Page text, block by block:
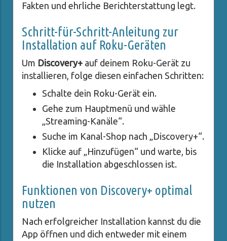
Fakten und ehrliche Berichterstattung legt.
Schritt-für-Schritt-Anleitung zur
Installation auf Roku-Geräten
Um Discovery+ auf deinem Roku-Gerät zu
installieren, folge diesen einfachen Schritten:
Schalte dein Roku-Gerät ein.
Gehe zum Hauptmenü und wähle
„Streaming-Kanäle“.
Suche im Kanal-Shop nach „Discovery+“.
Klicke auf „Hinzufügen“ und warte, bis
die Installation abgeschlossen ist.
Funktionen von Discovery+ optimal
nutzen
Nach erfolgreicher Installation kannst du die
App öffnen und dich entweder mit einem